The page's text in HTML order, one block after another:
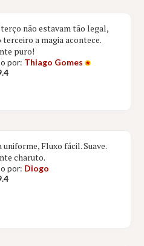
terço não estavam tão legal,
terceiro a magia acontece.
puro!
por: Thiago Gomes
uniforme, Fluxo fácil. Suave.
charuto.
por: Diogo